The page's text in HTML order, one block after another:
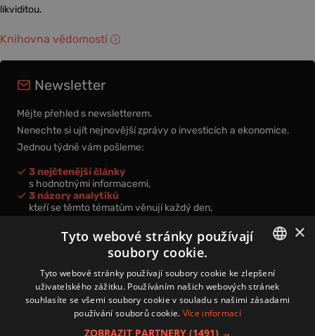
likviditou.
Knihovna vědomostí
Newsletter
Mějte přehled s newsletterem.
Nenechte si ujít nejnovější zprávy o investicích a ekonomice.
Jednou týdně vám pošleme:
3 nejčtenější články
s hodnotnými informacemi,
3 názory analytiků
kteří se těmto tématům věnují každý den,
nová videa a podcasty
k prohloubení vašich znalostí.
Přihlášením k newsletteru vyjadřujete svůj souhlas spodmínkami
zpracování osobních údajů.
CZECH
×
Tyto webové stránky používají
soubory cookie.
Tyto webové stránky používají soubory cookie ke zlepšení
uživatelského zážitku. Používáním našich webových stránek
souhlasíte se všemi soubory cookie v souladu s našimi zásadami
používání souborů cookie. Více informací
ZOBRAZIT PARTNERY (1491) →